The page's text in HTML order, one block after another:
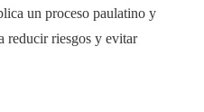
un proceso paulatino y
reducir riesgos y evitar